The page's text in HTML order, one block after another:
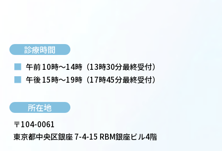
診療時間
■ 午前 10時～14時 （13時30分最終受付）
■ 午後 15時～19時 （17時45分最終受付）
所在地
〒104-0061
東京都中央区銀座 7-4-15 RBM銀座ビル4階